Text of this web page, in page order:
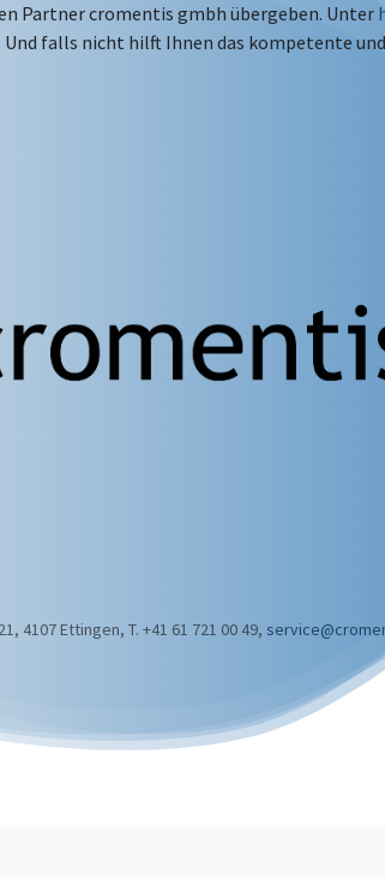
Partner cromentis gmbh übergeben. Unter
falls nicht hilft Ihnen das kompetente
4107 Ettingen, T. +41 61 721 00 49,